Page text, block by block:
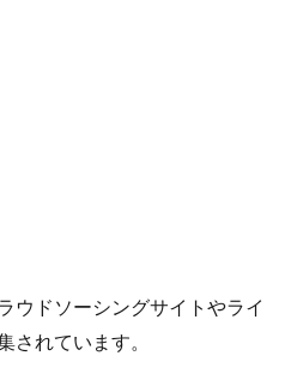
ウドソーシングサイトやライ
されています。